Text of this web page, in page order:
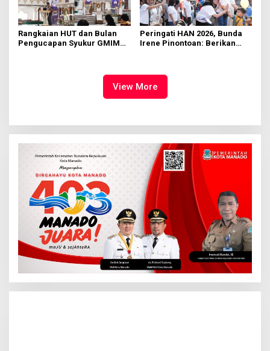
Rangkaian HUT dan Bulan
Pengucapan Syukur GMIM
Peringati HAN 2026, Bunda
Irene Pinontoan: Berikan
View More